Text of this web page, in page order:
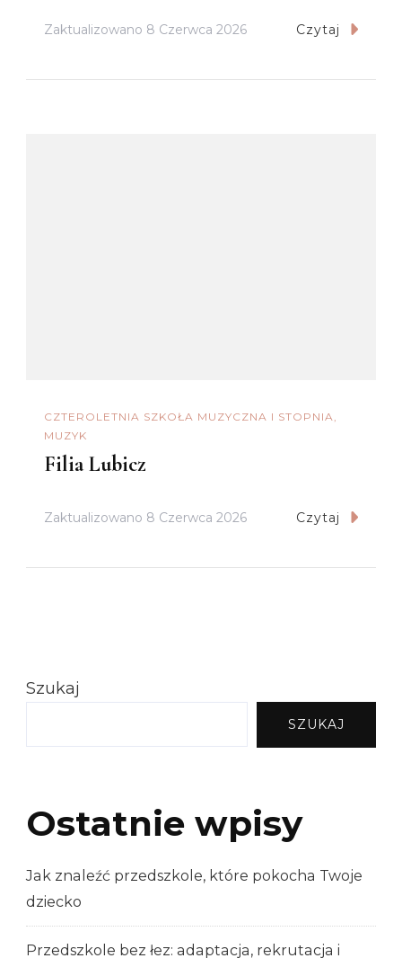
Zaktualizowano 8 Czerwca 2026 Czytaj
CZTEROLETNIA SZKOŁA MUZYCZNA I STOPNIA
MUZYK
Filia Lubicz
Zaktualizowano 8 Czerwca 2026 Czytaj
Szukaj
SZUKAJ
Ostatnie wpisy
Jak znaleźć przedszkole, które pokocha Twoje
dziecko
Przedszkole bez łez: adaptacja, rekrutacja i